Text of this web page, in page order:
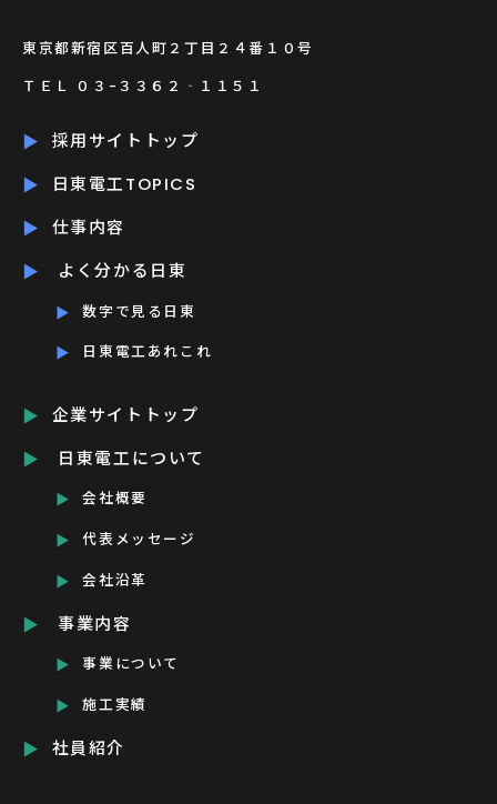
東京都新宿区百人町２丁目２４番１０号
ＴＥＬ ０３-３３６２‐１１５１
採用サイトトップ
日東電工TOPICS
仕事内容
よく分かる日東
数字で見る日東
日東電工あれこれ
企業サイトトップ
日東電工について
会社概要
代表メッセージ
会社沿革
事業内容
事業について
施工実績
社員紹介